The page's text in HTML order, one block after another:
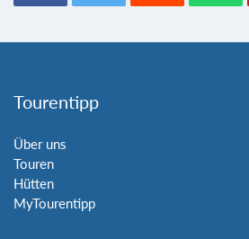
Tourentipp
Über uns
Touren
Hütten
MyTourentipp